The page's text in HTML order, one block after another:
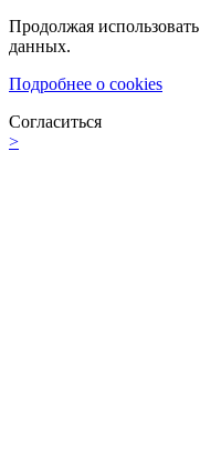
Продолжая
данных.
Подробнее о cookies
Согласиться
>